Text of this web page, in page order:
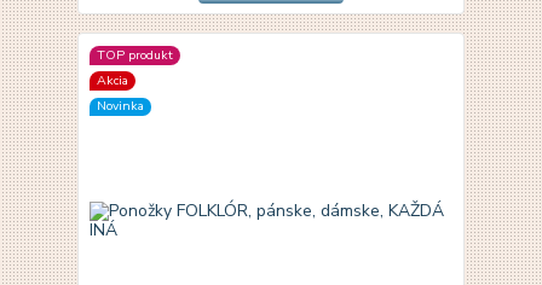
TOP produkt
Akcia
Novinka